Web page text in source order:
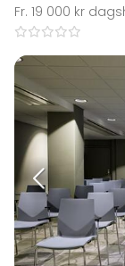
Fr. 19 000 kr